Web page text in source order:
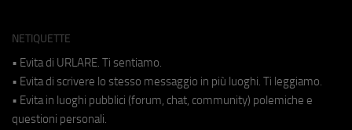
NETIQUETTE
• Evita di URLARE. Ti sentiamo.
• Evita di scrivere lo stesso messaggio in più luoghi. Ti leggiamo.
• Evita in luoghi pubblici (forum, chat, community) polemiche e
questioni personali.